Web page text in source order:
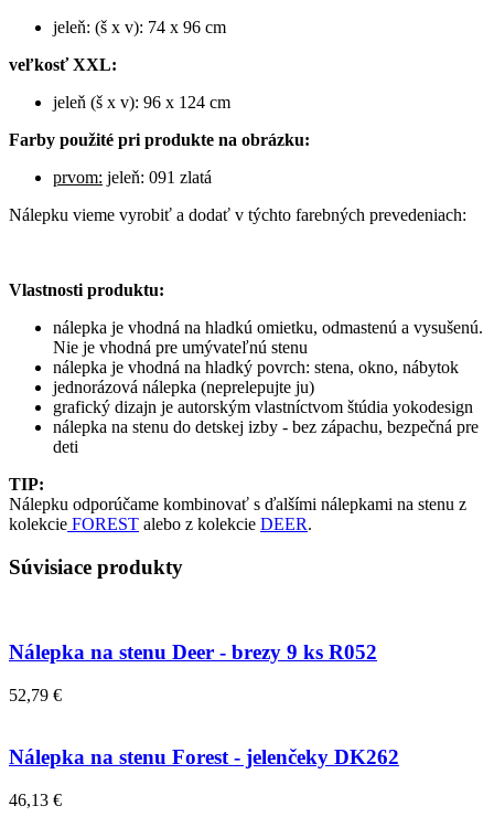
jeleň: (š x v): 74 x 96 cm
veľkosť XXL:
jeleň (š x v): 96 x 124 cm
Farby použité pri produkte na obrázku:
prvom: jeleň: 091 zlatá
Nálepku vieme vyrobiť a dodať v týchto farebných prevedeniach:
Vlastnosti produktu:
nálepka je vhodná na hladkú omietku, odmastenú a vysušenú.
Nie je vhodná pre umývateľnú stenu
nálepka je vhodná na hladký povrch: stena, okno, nábytok
jednorázová nálepka (neprelepujte ju)
grafický dizajn je autorským vlastníctvom štúdia yokodesign
nálepka na stenu do detskej izby - bez zápachu, bezpečná pre
deti
TIP:
Nálepku odporúčame kombinovať s ďalšími nálepkami na stenu z
kolekcie FOREST alebo z kolekcie DEER.
Súvisiace produkty
Nálepka na stenu Deer - brezy 9 ks R052
52,79 €
Nálepka na stenu Forest - jelenčeky DK262
46,13 €